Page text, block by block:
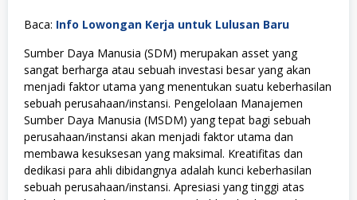
Baca: Info Lowongan Kerja untuk Lulusan Baru
Sumber Daya Manusia (SDM) merupakan asset yang
sangat berharga atau sebuah investasi besar yang akan
menjadi faktor utama yang menentukan suatu keberhasilan
sebuah perusahaan/instansi. Pengelolaan Manajemen
Sumber Daya Manusia (MSDM) yang tepat bagi sebuah
perusahaan/instansi akan menjadi faktor utama dan
membawa kesuksesan yang maksimal. Kreatifitas dan
dedikasi para ahli dibidangnya adalah kunci keberhasilan
sebuah perusahaan/instansi. Apresiasi yang tinggi atas